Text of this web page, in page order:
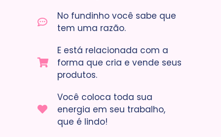
No fundinho você sabe que
tem uma razão.
E está relacionada com a
forma que cria e vende seus
produtos.
Você coloca toda sua
energia em seu trabalho,
que é lindo!